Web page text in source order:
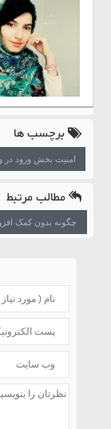
برچسب ها
امنیت بخش ورود در
مطالب مرتبط
چگونه بدون کمک